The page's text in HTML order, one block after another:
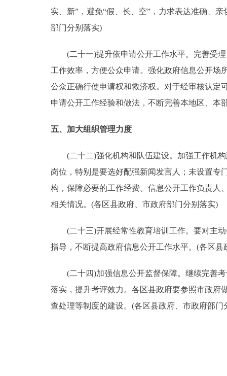
实、新”，避免“假、长、空”，力求表达准确、
部门分别落实)
(二十一)提升依申请公开工作水平。完善受理
工作效率，方便公众申请。强化政府信息公开场
公众正确行使申请权和救济权。对于经审核认定
申请公开工作经验和做法，不断完善本地区、本
五、加大组织管理力度
(二十二)强化机构和队伍建设。加强工作机构
岗位，特别是要选好配强新闻发言人；未设置专
构，保障必要的工作经费。信息公开工作负责人
相关情况。(各区县政府、市政府部门分别落实)
(二十三)开展经常性教育培训工作。要对主动
指导，不断提高政府信息公开工作水平。(各区
(二十四)加强信息公开监督保障。继续完善考
落实，提升考评效力。各区县政府要参照市政府
查处理等制度的建设。(各区县政府、市政府部门